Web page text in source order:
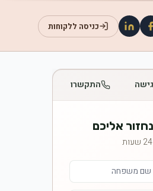
כניסה ללקוחות
התקשרו
אליכם